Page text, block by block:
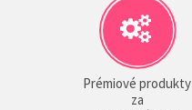
Prémiové produkty
za